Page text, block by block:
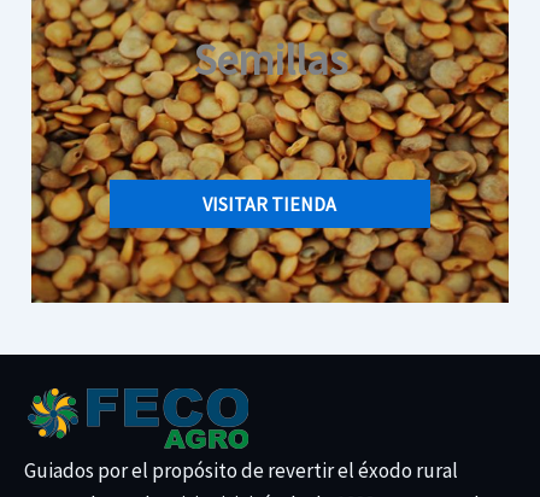
Semillas
VISITAR TIENDA
Guiados por el propósito de revertir el éxodo rural